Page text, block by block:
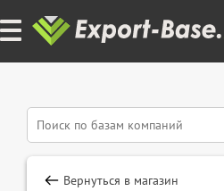
Вернуться в магазин